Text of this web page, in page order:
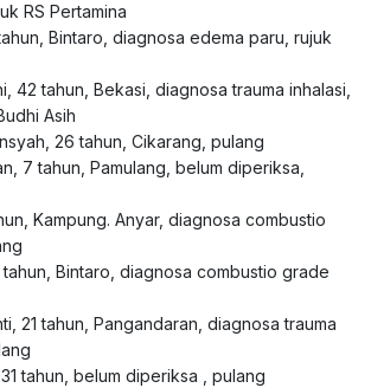
RS Pertamina
Bintaro, diagnosa edema paru, rujuk
42 tahun, Bekasi, diagnosa trauma inhalasi,
Asih
26 tahun, Cikarang, pulang
7 tahun, Pamulang, belum diperiksa,
Kampung. Anyar, diagnosa combustio
tahun, Bintaro, diagnosa combustio grade
21 tahun, Pangandaran, diagnosa trauma
31 tahun, belum diperiksa , pulang